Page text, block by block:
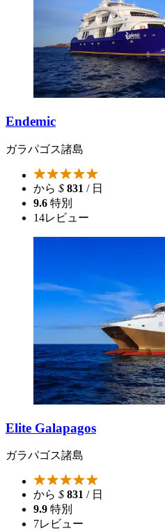
Endemic
ガラパゴス諸島
から $ 831 / 日
9.6 特別
14レビュー
Elite Galapagos
ガラパゴス諸島
から $ 831 / 日
9.9 特別
7レビュー